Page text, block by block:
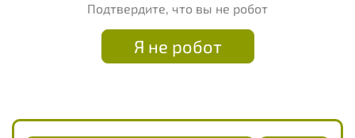
Подтвердите, что вы не робот
Я не робот